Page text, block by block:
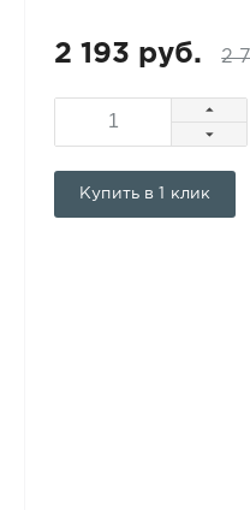
2 193 руб. 2
Купить в 1 клик